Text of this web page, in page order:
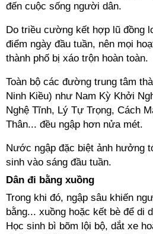
đến cuộc sống người dân.
Do triều cường kết hợp lũ đồng
điểm ngày đầu tuần, nên mọi
thành phố bị xáo trộn hoàn toàn.
Toàn bộ các đường trung tâm
Ninh Kiều) như Nam Kỳ Khởi
Nghệ Tĩnh, Lý Tự Trọng, Cách
Thân... đều ngập hơn nửa mét.
Nước ngập đặc biệt ảnh hưởng
sinh vào sáng đầu tuần.
Dân đi bằng xuồng
Trong khi đó, ngập sâu khiến
bằng... xuồng hoặc kết bè để di
Học sinh bì bõm lội bộ, dắt xe